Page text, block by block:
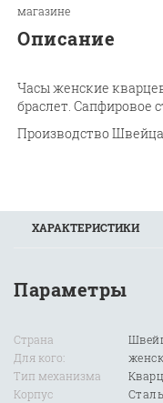
магазине
Описание
Часы женские
браслет. Сапфировое
Производство
ХАРАКТЕРИСТИКИ
Параметры
Страна
Для кого:
Тип механизма
Корпус
Сталь